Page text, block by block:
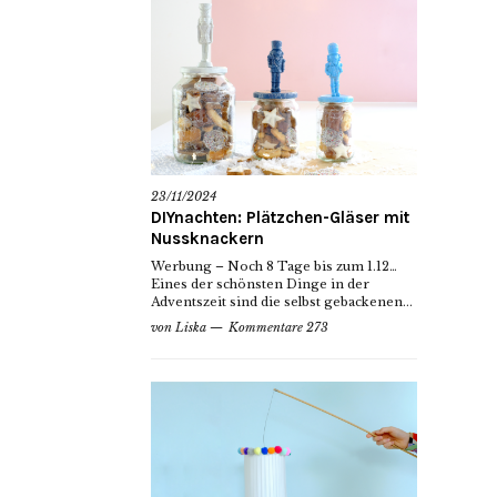
23/11/2024
DIYnachten: Plätzchen-Gläser mit
Nussknackern
Werbung – Noch 8 Tage bis zum 1.12…
Eines der schönsten Dinge in der
Adventszeit sind die selbst gebackenen...
von Liska Kommentare 273